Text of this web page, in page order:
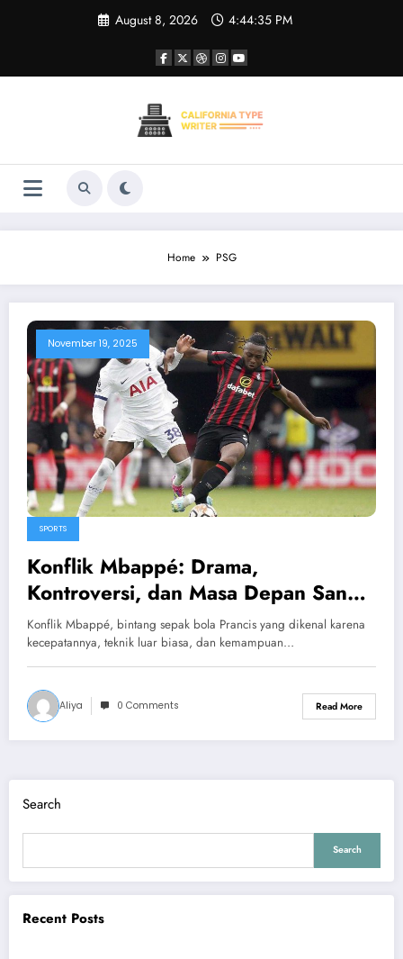
August 8, 2026 4:44:35 PM
Home PSG
November 19, 2025
SPORTS
Konflik Mbappé: Drama,
Kontroversi, dan Masa Depan Sang
Bintang
Konflik Mbappé, bintang sepak bola Prancis yang dikenal karena
kecepatannya, teknik luar biasa, dan kemampuan…
Aliya 0 Comments Read More
Search
Search
Recent Posts